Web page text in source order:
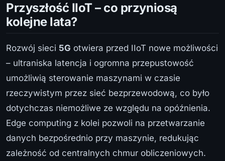
Przyszłość IIoT – co przyniosą
kolejne lata?
Rozwój sieci 5G otwiera przed IIoT nowe możliwości
– ultraniska latencja i ogromna przepustowość
umożliwią sterowanie maszynami w czasie
rzeczywistym przez sieć bezprzewodową, co było
dotychczas niemożliwe ze względu na opóźnienia.
Edge computing z kolei pozwoli na przetwarzanie
danych bezpośrednio przy maszynie, redukując
zależność od centralnych chmur obliczeniowych.